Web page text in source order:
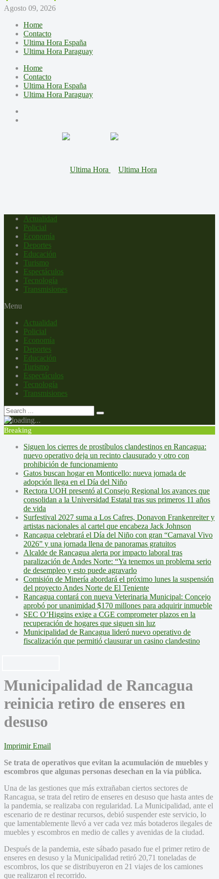
Agosto 09, 2026
Home
Contacto
Ultima Hora España
Ultima Hora Paraguay
Home
Contacto
Ultima Hora España
Ultima Hora Paraguay
Actualidad
Policial
Economía
Deportes
Educación
Turismo
Espectáculos
Tecnología
Transmisiones
Menu
Actualidad
Policial
Economía
Deportes
Educación
Turismo
Espectáculos
Tecnología
Transmisiones
Breaking
Siguen los cierres de prostíbulos clandestinos en Rancagua:
nuevo operativo deja un recinto clausurado y otro con
prohibición de funcionamiento
Gatos buscan hogar en Monticello: nueva jornada de
adopción llega en el Día del Niño
Rectora UOH presentó al Consejo Regional los avances que
consolidan a la Universidad Estatal tras sus primeros 11 años
de vida
Surfestival 2027 suma a Los Cafres, Donavon Frankenreiter y
artistas nacionales al cartel que encabeza Jack Johnson
Rancagua celebrará el Día del Niño con gran “Carnaval Vivo
2026” y una jornada llena de panoramas gratuitos
Alcalde de Rancagua alerta por impacto laboral tras
paralización de Andes Norte: “Ya tenemos un problema serio
de desempleo y esto puede agravarlo
Comisión de Minería abordará el próximo lunes la suspensión
del proyecto Andes Norte de El Teniente
Rancagua contará con nueva Veterinaria Municipal: Concejo
aprobó por unanimidad $170 millones para adquirir inmueble
SEC O’Higgins exige a CGE comprometer plazos en la
recuperación de hogares que siguen sin luz
Municipalidad de Rancagua lideró nuevo operativo de
fiscalización que permitió clausurar un casino clandestino
Municipalidad de Rancagua
reinicia retiro de enseres en
desuso
Imprimir Email
Se trata de operativos que evitan la acumulación de muebles y
escombros que algunas personas desechan en la vía pública.
Una de las gestiones que más extrañaban ciertos sectores de
Rancagua, se trata del retiro de enseres en desuso que hasta antes de
la pandemia, se realizaba con regularidad. La Municipalidad, ante el
escenario de re destinar recursos, debió suspender este servicio, lo
que lamentablemente llevó a ver cada vez más botaderos ilegales de
muebles y escombros en medio de calles y avenidas de la ciudad.
Después de la pandemia, este sábado pasado fue el primer retiro de
enseres en desuso y la Municipalidad retiró 20,71 toneladas de
escombros, los que se distribuyeron en 21 viajes de los camiones
que realizaron el recorrido.